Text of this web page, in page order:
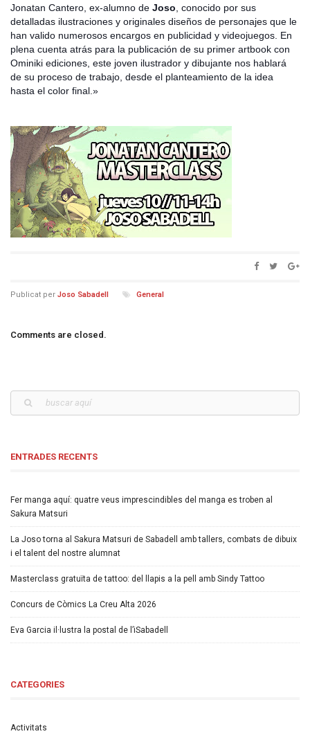
Jonatan Cantero, ex-alumno de Joso , conocido por sus
detalladas ilustraciones y originales diseños de personajes que le
han valido numerosos encargos en publicidad y videojuegos. En
plena cuenta atrás para la publicación de su primer artbook con
Ominiki ediciones, este joven ilustrador y dibujante nos hablará
de su proceso de trabajo, desde el planteamiento de la idea
hasta el color final.»
Publicat per Joso Sabadell General
Comments are closed.
ENTRADES RECENTS
Fer manga aquí: quatre veus imprescindibles del manga es troben al
Sakura Matsuri
La Joso torna al Sakura Matsuri de Sabadell amb tallers, combats de dibuix
i el talent del nostre alumnat
Masterclass gratuïta de tattoo: del llapis a la pell amb Sindy Tattoo
Concurs de Còmics La Creu Alta 2026
Eva Garcia il·lustra la postal de l’iSabadell
CATEGORIES
Activitats